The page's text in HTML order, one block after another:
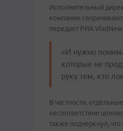
Исполнительный
компании
передает РИА
«И нужно
которые не
руку тем, кто
В частности,
несоответствие
также подчеркнул,